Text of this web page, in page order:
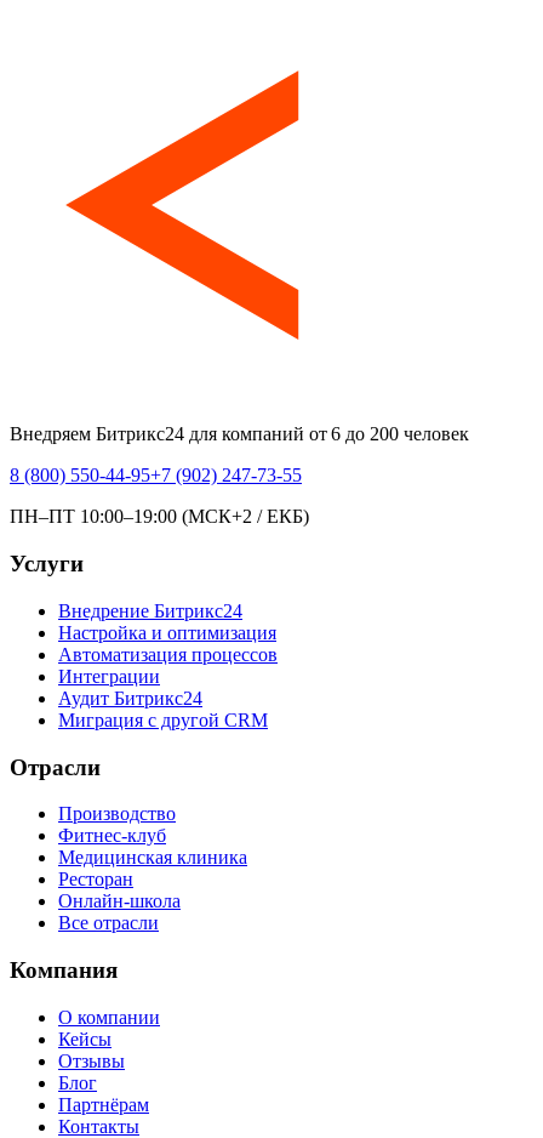
Внедряем Битрикс24 для компаний от 6 до 200 человек
8 (800) 550-44-95+7 (902) 247-73-55
ПН–ПТ 10:00–19:00 (МСК+2 / ЕКБ)
Услуги
Внедрение Битрикс24
Настройка и оптимизация
Автоматизация процессов
Интеграции
Аудит Битрикс24
Миграция с другой CRM
Отрасли
Производство
Фитнес-клуб
Медицинская клиника
Ресторан
Онлайн-школа
Все отрасли
Компания
О компании
Кейсы
Отзывы
Блог
Партнёрам
Контакты